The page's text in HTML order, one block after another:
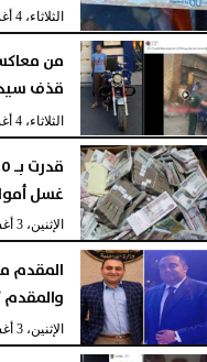
الثلاثاء، 4 أغسطس 2026
من
قذف
الثلاثاء، 4 أغسطس 2026
غسل
الإثنين، 3 أغسطس 2026
المقدم
والمقدم
الإثنين، 3 أغسطس 2026